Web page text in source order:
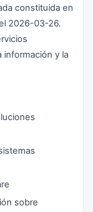
constituida en
2026-03-26.
información y la
sobre